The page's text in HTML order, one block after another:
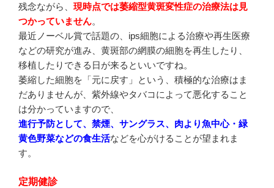
残念ながら、 現時点では萎縮型黄斑変性症の治療法は見
つかっていません。
最近ノーベル賞で話題の、ips細胞による治療や再生医療
などの研究が進み、黄斑部の網膜の細胞を再生したり、
移植したりできる日が来るといいですね。
萎縮した細胞を「元に戻す」という、積極的な治療はま
だありませんが、紫外線やタバコによって悪化すること
は分かっていますので、
進行予防として、禁煙、サングラス、肉より魚中心・緑
黄色野菜などの食生活などを心がけることが望まれま
す。
定期健診